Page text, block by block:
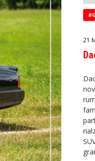
21